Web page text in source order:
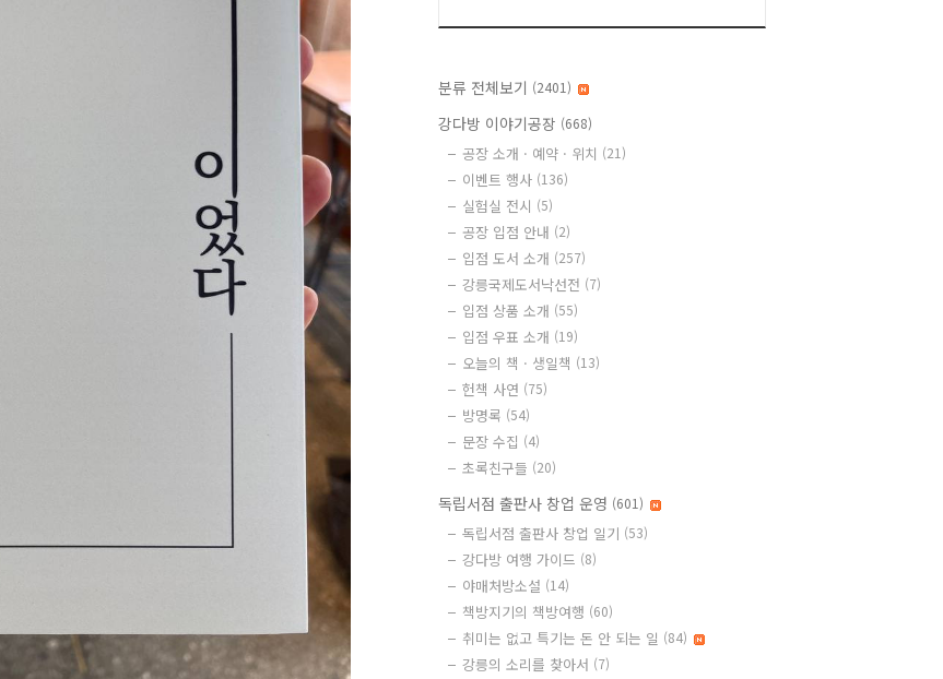
분류 전체보기 (2401)
강다방 이야기공장 (668)
공장 소개 · 예약 · 위치 (21)
이벤트 행사 (136)
실험실 전시 (5)
공장 입점 안내 (2)
입점 도서 소개 (257)
강릉국제도서낙선전 (7)
입점 상품 소개 (55)
입점 우표 소개 (19)
오늘의 책 · 생일책 (13)
헌책 사연 (75)
방명록 (54)
문장 수집 (4)
초록친구들 (20)
독립서점 출판사 창업 운영 (601)
독립서점 출판사 창업 일기 (53)
강다방 여행 가이드 (8)
야매처방소설 (14)
책방지기의 책방여행 (60)
취미는 없고 특기는 돈 안 되는 일 (84)
강릉의 소리를 찾아서 (7)